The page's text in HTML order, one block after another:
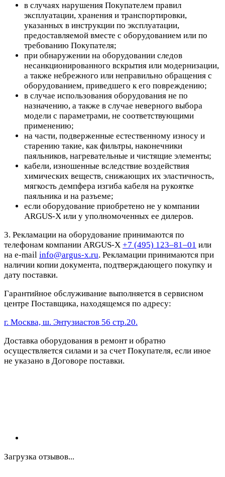
в случаях нарушения Покупателем правил
эксплуатации, хранения и транспортировки,
указанных в инструкции по эксплуатации,
предоставляемой вместе с оборудованием или по
требованию Покупателя;
при обнаружении на оборудовании следов
несанкционированного вскрытия или модернизации,
а также небрежного или неправильно обращения с
оборудованием, приведшего к его повреждению;
в случае использования оборудования не по
назначению, а также в случае неверного выбора
модели с параметрами, не соответствующими
применению;
на части, подверженные естественному износу и
старению такие, как фильтры, наконечники
паяльников, нагревательные и чистящие элементы;
кабели, изношенные вследствие воздействия
химических веществ, снижающих их эластичность,
мягкость демпфера изгиба кабеля на рукоятке
паяльника и на разъеме;
если оборудование приобретено не у компании
ARGUS-X или у уполномоченных ее дилеров.
3. Рекламации на оборудование принимаются по
телефонам компании ARGUS-X +7 (495) 123–81–01 или
на e-mail info@argus-x.ru. Рекламации принимаются при
наличии копии документа, подтверждающего покупку и
дату поставки.
Гарантийное обслуживание выполняется в сервисном
центре Поставщика, находящемся по адресу:
г. Москва, ш. Энтузиастов 56 стр.20.
Доставка оборудования в ремонт и обратно
осуществляется силами и за счет Покупателя, если иное
не указано в Договоре поставки.
Загрузка отзывов...